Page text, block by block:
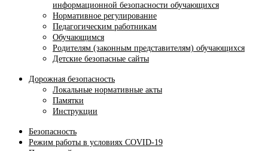
информационной безопасности обучающихся
Нормативное регулирование
Педагогическим работникам
Обучающимся
Родителям (законным представителям) обучающихся
Детские безопасные сайты
Дорожная безопасность
Локальные нормативные акты
Памятки
Инструкции
Безопасность
Режим работы в условиях COVID-19